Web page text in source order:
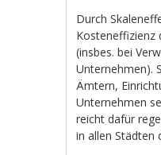
Durch
Kosteneffizienz
(insbes. bei
Unternehmen).
Ämtern,
Unternehmen
reicht dafür
in allen Städten